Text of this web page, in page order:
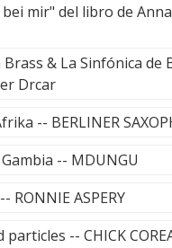
mir" del libro de
Brass & La Sinfónica
Drcar
-- BERLINER
-- MDUNGU
RONNIE ASPERY
particles -- CHICK